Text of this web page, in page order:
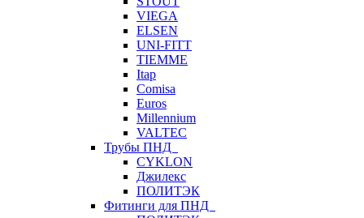
VIEGA
ELSEN
UNI-FITT
TIEMME
Itap
Comisa
Euros
Millennium
VALTEC
Трубы ПНД
CYKLON
Джилекс
ПОЛИТЭК
Фитинги для ПНД